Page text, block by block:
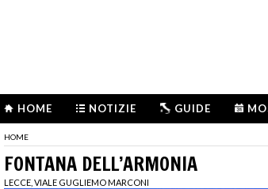
HOME NOTIZIE GUIDE
HOME
FONTANA DELL’ARMONIA
LECCE, VIALE GUGLIEMO MARCONI